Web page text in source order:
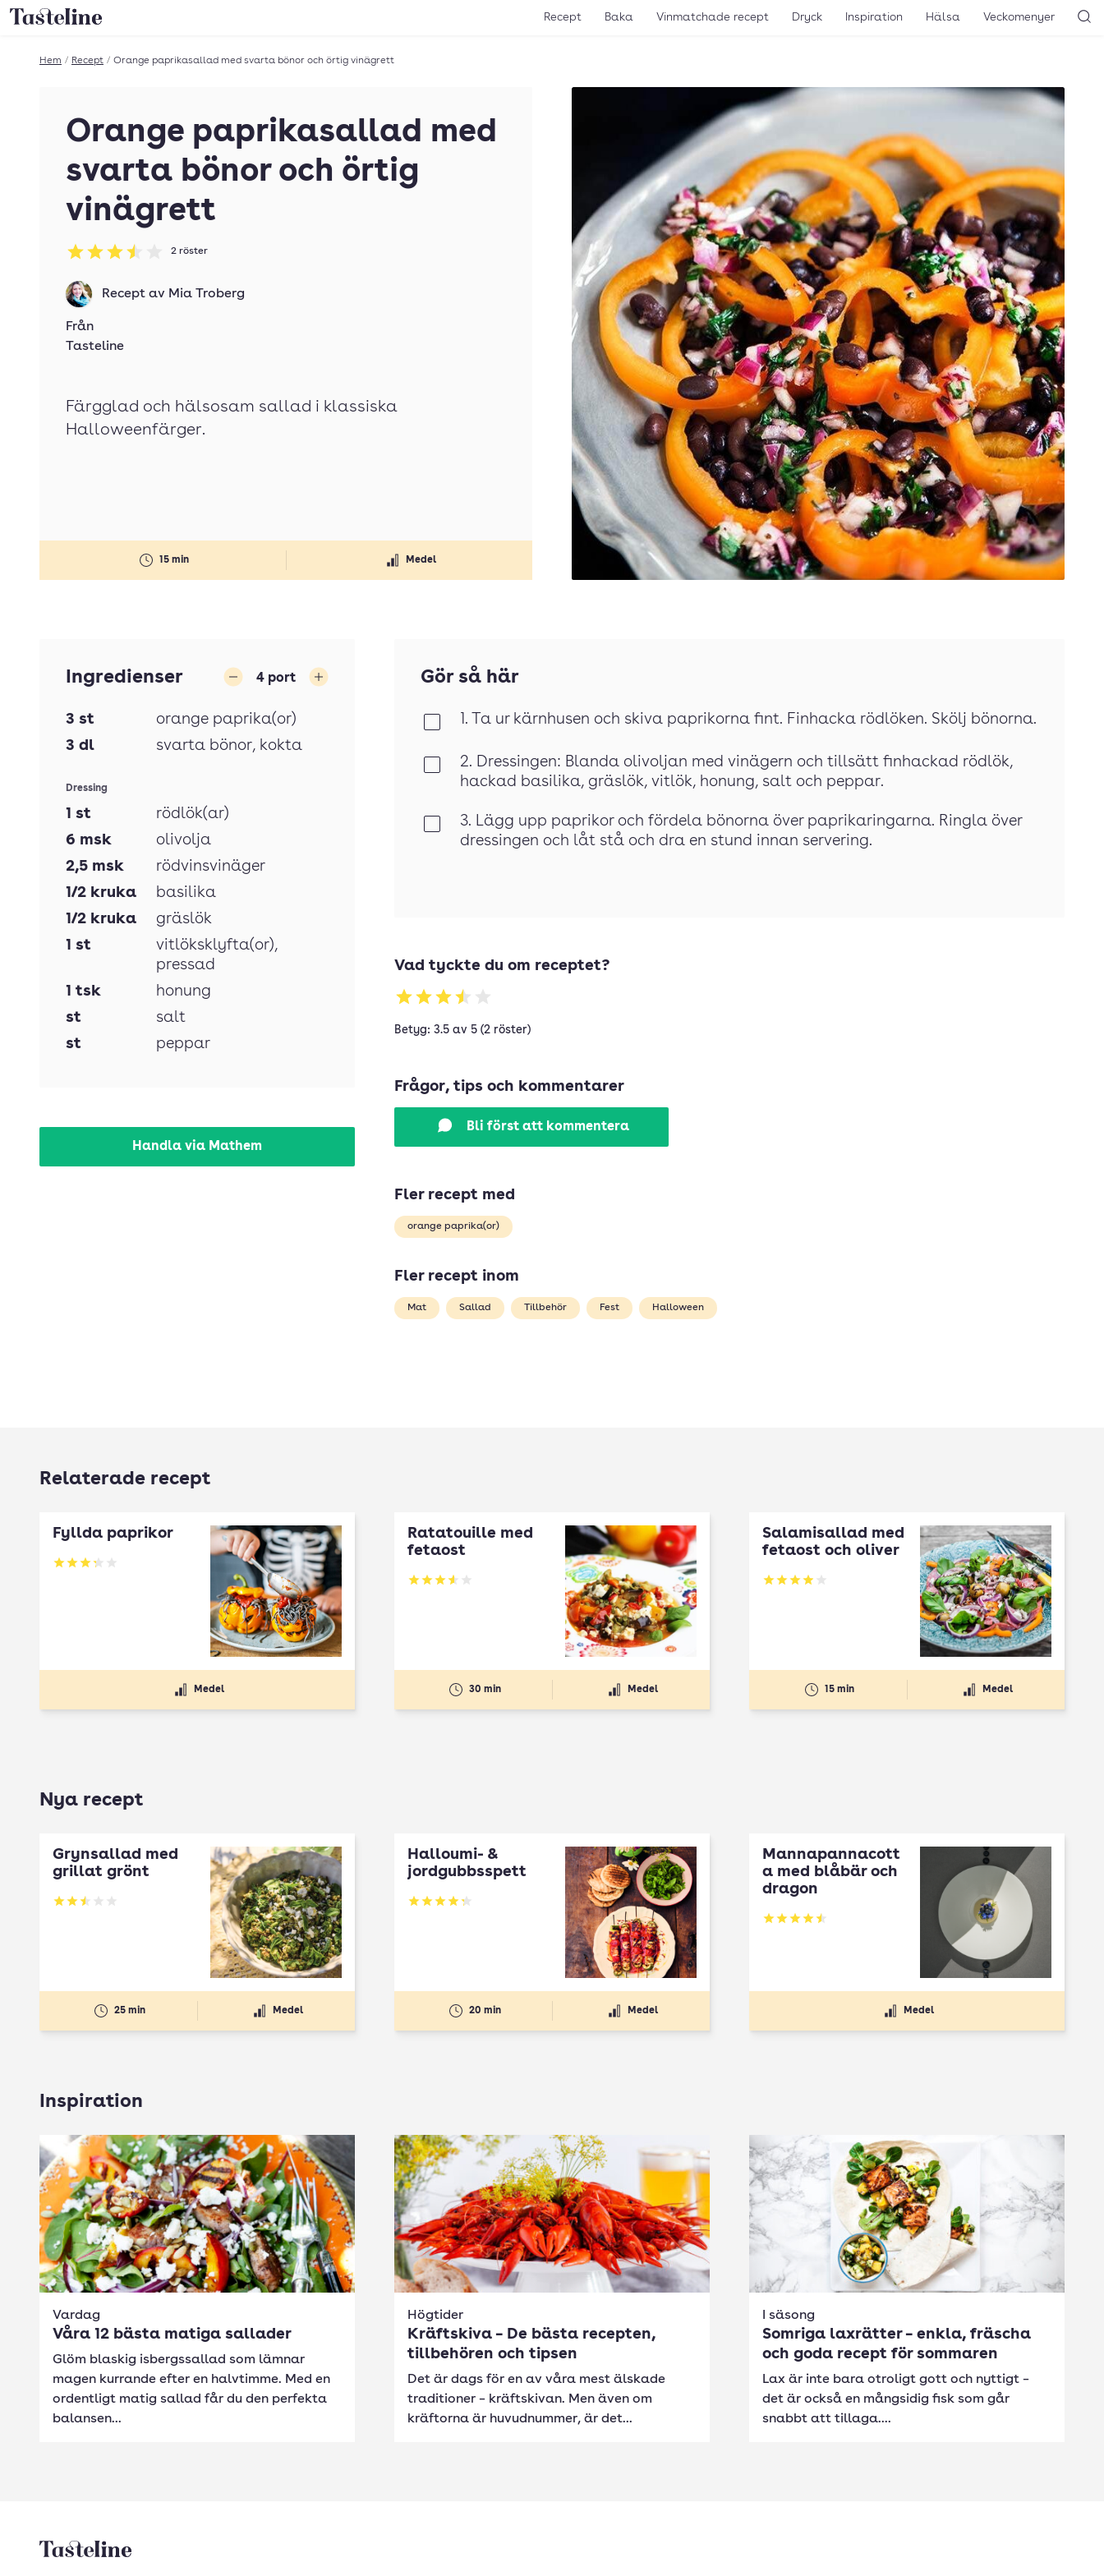
Till Tastelines startsida Recept Baka Vinmatchade recept Dryck Inspiration Hälsa Veckomenyer
Hem / Recept / Orange paprikasallad med svarta bönor och örtig vinägrett
Orange paprikasallad med
svarta bönor och örtig
vinägrett
Betyg: 3.5 av 5
2 röster
15 min Medel
Recept av Mia Troberg
Från
Tasteline
Färgglad och hälsosam sallad i klassiska
Halloweenfärger.
Ingredienser 4 port
3 st
orange paprika(or)
3 dl svarta bönor, kokta
Dressing
1 st
rödlök(ar)
6 msk
olivolja
2,5 msk
rödvinsvinäger
1/2 kruka
basilika
1/2 kruka
gräslök
1 st vitlöksklyfta(or),
pressad
1 tsk
honung
st
salt
st
peppar
Handla via Mathem
Gör så här
1. Ta ur kärnhusen och skiva paprikorna fint. Finhacka rödlöken. Skölj bönorna.
2. Dressingen: Blanda olivoljan med vinägern och tillsätt finhackad rödlök,
hackad basilika, gräslök, vitlök, honung, salt och peppar.
3. Lägg upp paprikor och fördela bönorna över paprikaringarna. Ringla över
dressingen och låt stå och dra en stund innan servering.
Vad tyckte du om receptet?
Betyg: 3.5 av 5 (2 röster)
Frågor, tips och kommentarer
Bli först att kommentera
Fler recept med
orange paprika(or)
Fler recept inom
Mat Sallad Tillbehör Fest Halloween
Relaterade recept
Fyllda paprikor
Betyg: 3.25 av 5
Medel
Ratatouille med
fetaost
Betyg: 3.57 av 5
30 min Medel
Salamisallad med
fetaost och oliver
Betyg: 3.94 av 5
15 min Medel
Nya recept
Grynsallad med
grillat grönt
Betyg: 2.5 av 5
25 min Medel
Halloumi- &
jordgubbsspett
Betyg: 4.3 av 5
20 min Medel
Mannapannacott
a med blåbär och
dragon
Betyg: 4.5 av 5
Medel
Inspiration
Vardag
Våra 12 bästa matiga sallader
Glöm blaskig isbergssallad som lämnar
magen kurrande efter en halvtimme. Med en
ordentligt matig sallad får du den perfekta
balansen...
Högtider
Kräftskiva – De bästa recepten,
tillbehören och tipsen
Det är dags för en av våra mest älskade
traditioner – kräftskivan. Men även om
kräftorna är huvudnummer, är det...
I säsong
Somriga laxrätter – enkla, fräscha
och goda recept för sommaren
Lax är inte bara otroligt gott och nyttigt –
det är också en mångsidig fisk som går
snabbt att tillaga....
Tasteline startsida